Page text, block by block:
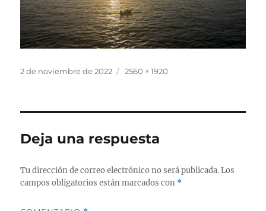
Publicado
2 de noviembre de 2022
Tamaño
2560 × 1920
Deja una respuesta
Tu dirección de correo electrónico no será publicada. Los
campos obligatorios están marcados con *